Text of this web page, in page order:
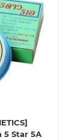
5 Star 5А